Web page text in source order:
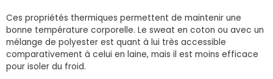
Ces propriétés thermiques permettent de maintenir une
bonne température corporelle. Le sweat en coton ou avec un
mélange de polyester est quant à lui très accessible
comparativement à celui en laine, mais il est moins efficace
pour isoler du froid.